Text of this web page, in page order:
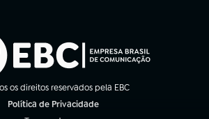
os direitos reservados pela EBC
Política de Privacidade